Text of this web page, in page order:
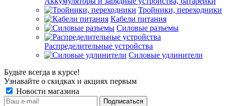
Тройники, переходники
Кабели питания
Силовые разъемы
Распределительные устройства
Силовые удлинители
Будьте всегда в курсе!
Узнавайте о скидках и акциях первым
Новости магазина